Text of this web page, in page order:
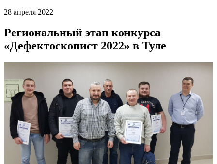
28 апреля 2022
Региональный этап конкурса
«Дефектоскопист 2022» в Туле